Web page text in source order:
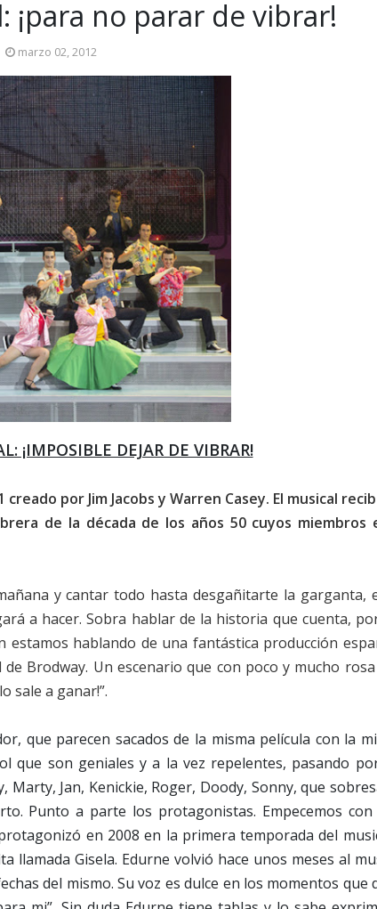
¡para no parar de vibrar!
marzo 02, 2012
¡IMPOSIBLE DEJAR DE VIBRAR!
creado por Jim Jacobs y Warren Casey. El musical
de la década de los años 50 cuyos miembros
y cantar todo hasta desgañitarte la garganta,
a hacer. Sobra hablar de la historia que cuenta,
estamos hablando de una fantástica producción
Brodway. Un escenario que con poco y mucho
sale a ganar!”.
que parecen sacados de la misma película con la
que son geniales y a la vez repelentes, pasando
Marty, Jan, Kenickie, Roger, Doody, Sonny, que
Punto a parte los protagonistas. Empecemos con
en 2008 en la primera temporada del
Gisela. Edurne volvió hace unos meses al
del mismo. Su voz es dulce en los momentos que